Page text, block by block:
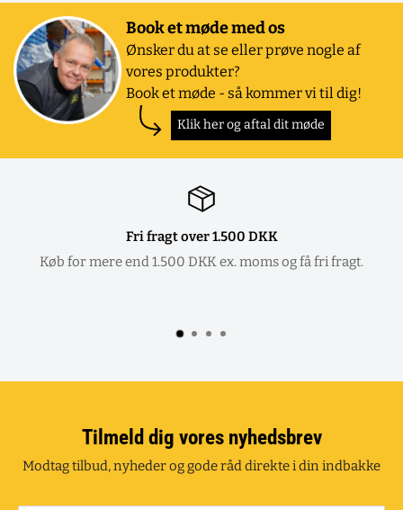
Book et møde med os
Ønsker du at se eller prøve nogle af
vores produkter?
Book et møde - så kommer vi til dig!
Klik her og aftal dit møde
Fri fragt over 1.500 DKK
Køb for mere end 1.500 DKK ex. moms og få fri fragt.
Tilmeld dig vores nyhedsbrev
Modtag tilbud, nyheder og gode råd direkte i din indbakke